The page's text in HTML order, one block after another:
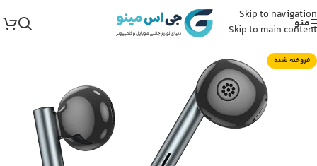
Skip to navigation
Skip to main content
منو
فروخته شده